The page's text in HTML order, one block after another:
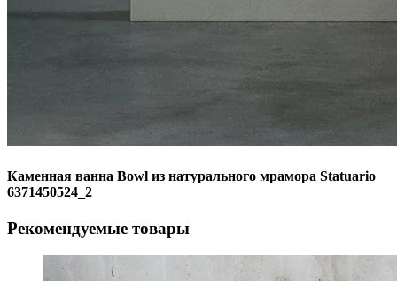
Каменная ванна Bowl из натурального мрамора Statuario
6371450524_2
Рекомендуемые товары